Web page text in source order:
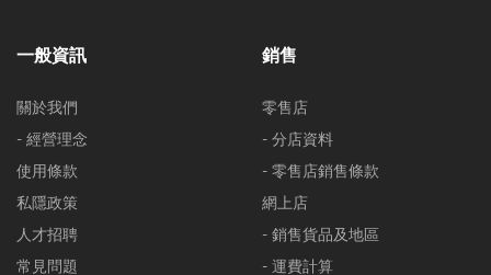
一般資訊
關於我們
- 經營理念
使用條款
私隱政策
人才招聘
常見問題
銷售
零售店
- 分店資料
- 零售店銷售條款
網上店
- 銷售貨品及地區
- 運費計算